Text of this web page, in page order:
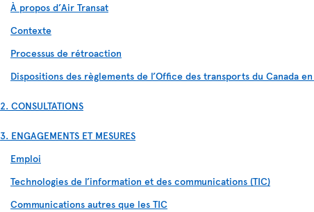
À propos d’Air Transat
Contexte
Processus de rétroaction
Dispositions des règlements de l’Office des transports du Canada
2. CONSULTATIONS
3. ENGAGEMENTS ET MESURES
Emploi
Technologies de l’information et des communications (TIC)
Communications autres que les TIC